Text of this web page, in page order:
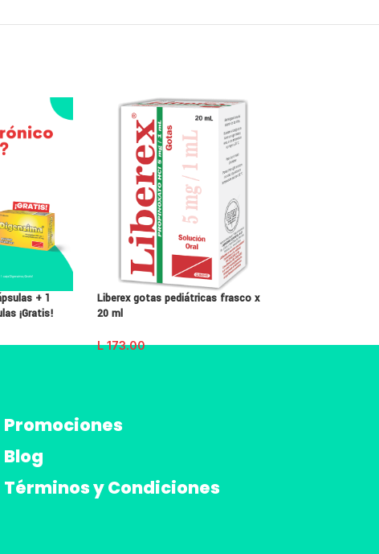
+ 1
¡Gratis!
Liberex gotas pediátricas frasco x
20 ml
L173.00
Promociones
Blog
Términos y Condiciones